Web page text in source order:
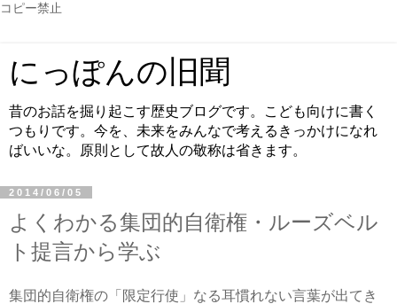
コピー禁止
にっぽんの旧聞
昔のお話を掘り起こす歴史ブログです。こども向けに書く
つもりです。今を、未来をみんなで考えるきっかけになれ
ばいいな。原則として故人の敬称は省きます。
2014/06/05
よくわかる集団的自衛権・ルーズベル
ト提言から学ぶ
集団的自衛権の「限定行使」なる耳慣れない言葉が出てき